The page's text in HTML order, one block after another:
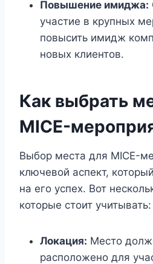
Повышение имиджа:
участие в крупных
повысить имидж
новых клиентов.
Как выбрать
MICE-
Выбор места для MICE-
ключевой аспект,
на его успех. Вот
которые стоит учитывать:
Локация: Место
расположено для